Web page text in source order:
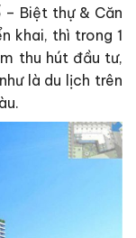
– Biệt thự & Căn
khai, thì trong 1
thu hút đầu tư,
là du lịch trên